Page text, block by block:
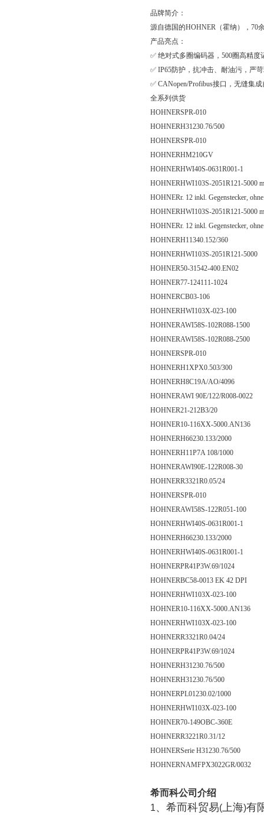
品牌简介：
源自德国的HOHNER（霍纳），70
产品亮点：
✅ 绝对式多圈编码器，500圈高精
✅ IP65防护，抗冲击、耐油污，严
✅ CANopen/Profibus接口，无缝集
全系列供货
HOHNERSPR-010
HOHNERH31230.76/500
HOHNERSPR-010
HOHNERHM210GV
HOHNERHWI40S-0631R001-1
HOHNERHWI103S-2051R121-5000
HOHNERr. 12 inkl. Gegenstecker,
HOHNERHWI103S-2051R121-5000
HOHNERr. 12 inkl. Gegenstecker,
HOHNERH11340.152/360
HOHNERHWI103S-2051R121-5000
HOHNER50-31542-400.EN02
HOHNER77-124111-1024
HOHNERCB03-106
HOHNERHWI103X-023-100
HOHNERAWI58S-102R088-1500
HOHNERAWI58S-102R088-2500
HOHNERSPR-010
HOHNERH1XPX0.503/300
HOHNERH8C19A/AO/4096
HOHNERAWI 90E/122/R008-0022
HOHNER21-212B3/20
HOHNER10-116XX-5000.AN136
HOHNERH66230.133/2000
HOHNERH11P7A 108/1000
HOHNERAWI90E-122R008-30
HOHNERR3321R0.05/24
HOHNERSPR-010
HOHNERAWI58S-122R051-100
HOHNERHWI40S-0631R001-1
HOHNERH66230.133/2000
HOHNERHWI40S-0631R001-1
HOHNERPR41P3W.69/1024
HOHNERBC58-0013 EK 42 DPI
HOHNERHWI103X-023-100
HOHNER10-116XX-5000.AN136
HOHNERHWI103X-023-100
HOHNERR3321R0.04/24
HOHNERPR41P3W.69/1024
HOHNERH31230.76/500
HOHNERH31230.76/500
HOHNERPL01230.02/1000
HOHNERHWI103X-023-100
HOHNER70-149OBC-360E
HOHNERR3221R0.31/12
HOHNERSerie H31230.76/500
HOHNERNAMFPX3022GR/0032
希而科公司介绍
1、希而科贸易( 上海)有